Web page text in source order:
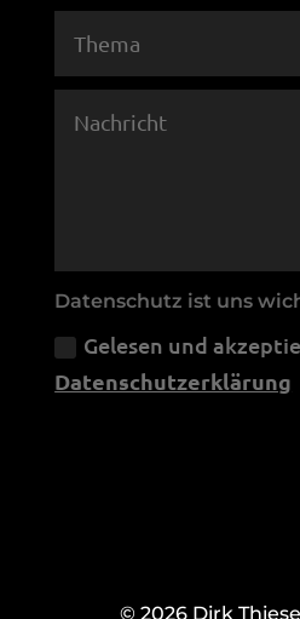
Datenschutz ist uns
Gelesen und
Datenschutzerklärung
© 2026 Dirk